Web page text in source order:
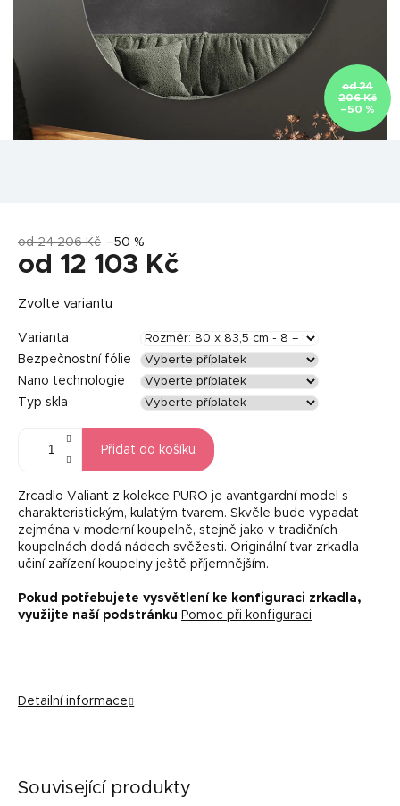
od 24
206 Kč
–50 %
od 24 206 Kč –50 %
od 12 103 Kč
cena:
Zvolte variantu
Varianta
Bezpečnostní fólie
Nano technologie
Typ skla
Přidat do košíku
Zrcadlo Valiant z kolekce PURO je avantgardní model s
charakteristickým, kulatým tvarem. Skvěle bude vypadat
zejména v moderní koupelně, stejně jako v tradičních
koupelnách dodá nádech svěžesti. Originální tvar zrkadla
učiní zařízení koupelny ještě příjemnějším.
Pokud potřebujete vysvětlení ke konfiguraci zrkadla,
využijte naší podstránku Pomoc při konfiguraci
Detailní informace
Související produkty